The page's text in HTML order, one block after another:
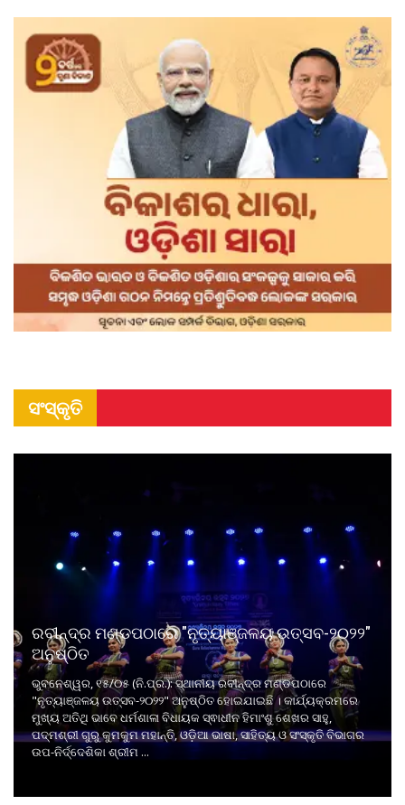
ସଂସ୍କୃତି
ରବୀନ୍ଦ୍ର ମଣ୍ଡପଠାରେ "ନୃତ୍ୟାଞ୍ଜଳୟ ଉତ୍ସବ-୨୦୨୨"
ଅନୁଷ୍ଠିତ
ଭୁବନେଶ୍ୱର, ୧୫/୦୫ (ନି.ପ୍ର.): ସ୍ଥାନୀୟ ରବୀନ୍ଦ୍ର ମଣ୍ଡପଠାରେ
"ନୃତ୍ୟାଞ୍ଜଳୟ ଉତ୍ସବ-୨୦୨୨" ଅନୁଷ୍ଠିତ ହୋଇଯାଇଛି । କାର୍ଯ୍ୟକ୍ରମରେ
ମୁଖ୍ୟ ଅତିଥି ଭାବେ ଧର୍ମଶାଳା ବିଧାୟକ ସ୍ଵାଧୀନ ହିମାଂଶୁ ଶେଖର ସାହୁ,
ପଦ୍ମଶ୍ରୀ ଗୁରୁ କୁମକୁମ ମହାନ୍ତି, ଓଡ଼ିଆ ଭାଷା, ସାହିତ୍ୟ ଓ ସଂସ୍କୃତି ବିଭାଗର
ଉପ-ନିର୍ଦ୍ଦେଶିକା ଶ୍ରୀମ ...